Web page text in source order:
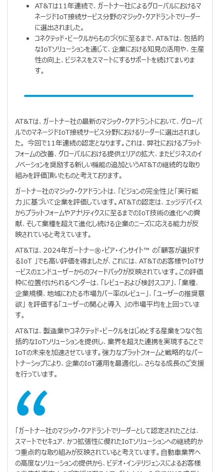
AT&Tは11年連続で、ガートナー社によるグローバルにおけるマ
ネージドIoT接続サービス分野のマジック・クアドラントでリーダー
に選出されました。
コネクテッド・ビークルからものづくりに至るまで、AT&Tは、包括的
なIoTソリューションを通じて、企業における知見の活用や、生産
性の向上、ビジネスをスマートにするサポートを続けてまいりま
す。
AT&Tは、ガートナー社の最新のマジック・クアドラントにおいて、グローバ
ルでのマネージドIoT接続サービス分野におけるリーダーに選出されまし
た。 今回で11年連続の認定となります。これは、弊社におけるプラット
フォームの改善、グローバルにおける提供エリアの拡大、またビジネスのイ
ノベーションを奨励する新しい機能の追加というAT&Tの継続的な取り
組みを評価頂いたものと考えております。
ガートナー社のマジック・クアドラントは、「ビジョンの完全性」と「実行能
力」に基づいて企業を評価しています。AT&Tの認定は、エッジデバイス
からプラットフォームやアナリティクスに至るまでのIoT技術の進化への貢
献、そして業種を超えて進化し続ける企業のニーズに応える能力が反
映されていると考えています。
AT&Tは、2024年ガートナー®・ピア・インサイト™ の「顧客が選択す
るIoT 」でも高い評価を得ましたが、これには、AT&Tのお客様やIoTサ
ービスのエンドユーザーからのフィードバックが反映されています。この評価
枠に位置付けられるベンダーは、「レビューおよび検討スコア」、「業種、
企業規模、地域にわたる市場カバー率のレビュー」、「ユーザーの推奨意
欲」 を評価する「ユーザーの関心と導入 」の市場平均を上回っていま
す。
AT&Tは、製造業やコネクテッド・ビークルをはじめとする産業をつなぐ包
括的なIoTソリューションを提供し、業界を超えた連携を実現することで
IoTの未来を加速させています。強力なプラットフォームと戦略的なパー
トナーシップにより、企業のIoT運用を最適化し、さらなる成長のご支援
を行っています。
「ガートナー社のマジック・クアドラントでリーダーとして認定されたことは、
スマートでセキュア、かつ拡張性に優れたIoTソリューションへの継続的か
つ重点的な取り組みが反映されていると考えています。自動車業界へ
の高度なソリューションの提供から、ビデオ・インテリジェンスによるお客様